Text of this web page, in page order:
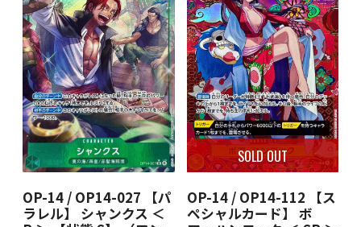
OP-14 / OP14-027 【パ
ラレル】 シャンクス ＜
SOLD OUT
OP-14 / OP14-112 【ス
ペシャルカード】 ボ